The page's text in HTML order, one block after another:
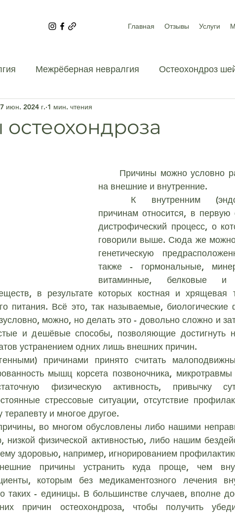
Главная Отзывы Услуги
Межрёберная невралгия Остеохондроз
Грыжа поясничного отдела
Остеохондроз грудного отдела
Остеохондроз Корешковый
И ЕГО ВЛИЯНИЕ НА ЗДОРОВЬЕ Радикулит
СТЕНОЗ
ЗАБОЛЕВАНИЯ
июн. 2024 г. 1 мин. чтения
на внешние и внутренние.
причинам относится, в первую
дистрофический процесс, о
говорили выше. Сюда же можно
генетическую
также - гормональные,
витаминные, белковые и
в результате которых костная и хрящевая
питания. Всё это, так называемые, биологические
можно, но делать это - довольно сложно и
и дешёвые способы, позволяющие достигнуть
устранением одних лишь внешних причин.
мышц корсета позвоночника,
физическую активность, привычку
стрессовые ситуации, отсутствие
и многое другое.
во многом обусловлены либо нашими
низкой физической активностью, либо нашим
здоровью, например, игнорированием
которым без медикаментозного лечения
таких - единицы. В большинстве случаев, вполне
причин остеохондроза, чтобы получить